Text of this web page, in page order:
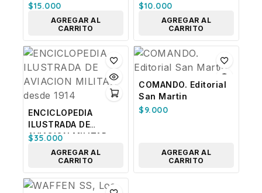
$15.000
AGREGAR AL
CARRITO
$10.000
AGREGAR AL
CARRITO
ENCICLOPEDIA
ILUSTRADA DE
AVIACION MILITAR
desde 1914
$35.000
AGREGAR AL
CARRITO
COMANDO. Editorial
San Martin
$9.000
AGREGAR AL
CARRITO